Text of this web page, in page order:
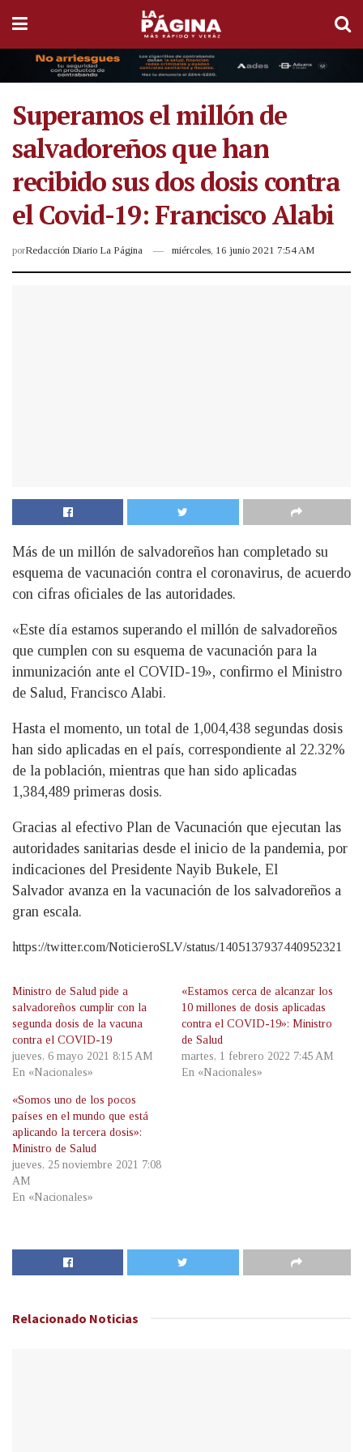
Superamos el millón de
salvadoreños que han
recibido sus dos dosis contra
el Covid-19: Francisco Alabi
porRedacción Diario La Página miércoles, 16 junio 2021 7:54 AM
Más de un millón de salvadoreños han completado su
esquema de vacunación contra el coronavirus, de acuerdo
con cifras oficiales de las autoridades.
«Este día estamos superando el millón de salvadoreños
que cumplen con su esquema de vacunación para la
inmunización ante el COVID-19», confirmo el Ministro
de Salud, Francisco Alabi.
Hasta el momento, un total de 1,004,438 segundas dosis
han sido aplicadas en el país, correspondiente al 22.32%
de la población, mientras que han sido aplicadas
1,384,489 primeras dosis.
Gracias al efectivo Plan de Vacunación que ejecutan las
autoridades sanitarias desde el inicio de la pandemia, por
indicaciones del Presidente Nayib Bukele, El
Salvador avanza en la vacunación de los salvadoreños a
gran escala.
https://twitter.com/NoticieroSLV/status/1405137937440952321
Ministro de Salud pide a
salvadoreños cumplir con la
segunda dosis de la vacuna
contra el COVID-19
jueves, 6 mayo 2021 8:15 AM
En «Nacionales»
«Estamos cerca de alcanzar los
10 millones de dosis aplicadas
contra el COVID-19»: Ministro
de Salud
martes, 1 febrero 2022 7:45 AM
En «Nacionales»
«Somos uno de los pocos
países en el mundo que está
aplicando la tercera dosis»:
Ministro de Salud
jueves, 25 noviembre 2021 7:08
AM
En «Nacionales»
Relacionado Noticias